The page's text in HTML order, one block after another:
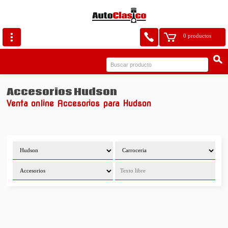
0 productos
Accesorios Hudson
Venta online Accesorios para Hudson